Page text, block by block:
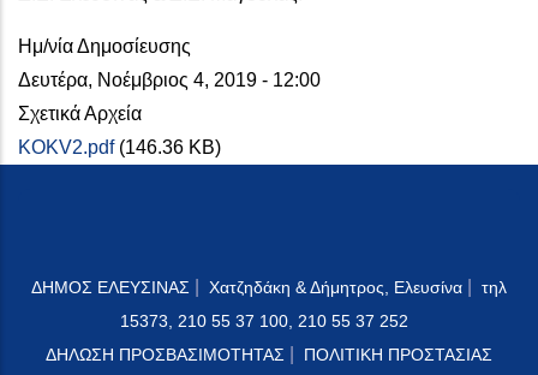
Ημ/νία Δημοσίευσης
Δευτέρα, Νοέμβριος 4, 2019 - 12:00
Σχετικά Αρχεία
KOKV2.pdf (146.36 KB)
ΔΗΜΟΣ ΕΛΕΥΣΙΝΑΣ Χατζηδάκη & Δήμητρος, Ελευσίνα
τηλ
15373, 210 55 37 100, 210 55 37 252
ΔΗΛΩΣΗ ΠΡΟΣΒΑΣΙΜΟΤΗΤΑΣ
ΠΟΛΙΤΙΚΗ ΠΡΟΣΤΑΣΙΑΣ